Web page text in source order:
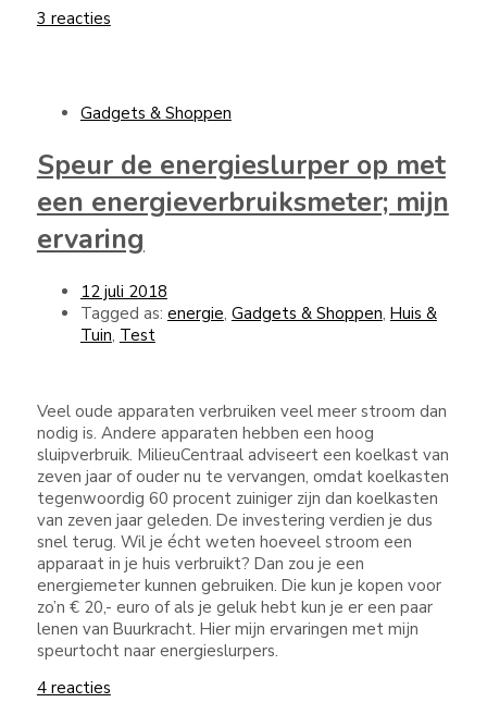
3 reacties
Gadgets & Shoppen
Speur de energieslurper op met
een energieverbruiksmeter; mijn
ervaring
12 juli 2018
Tagged as: energie, Gadgets & Shoppen, Huis &
Tuin, Test
Veel oude apparaten verbruiken veel meer stroom dan
nodig is. Andere apparaten hebben een hoog
sluipverbruik. MilieuCentraal adviseert een koelkast van
zeven jaar of ouder nu te vervangen, omdat koelkasten
tegenwoordig 60 procent zuiniger zijn dan koelkasten
van zeven jaar geleden. De investering verdien je dus
snel terug. Wil je écht weten hoeveel stroom een
apparaat in je huis verbruikt? Dan zou je een
energiemeter kunnen gebruiken. Die kun je kopen voor
zo’n € 20,- euro of als je geluk hebt kun je er een paar
lenen van Buurkracht. Hier mijn ervaringen met mijn
speurtocht naar energieslurpers.
4 reacties